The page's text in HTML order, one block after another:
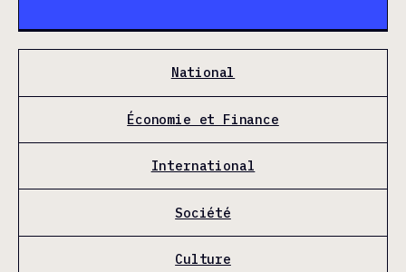
National
Économie et Finance
International
Société
Culture